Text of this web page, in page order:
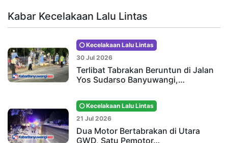
Kabar Kecelakaan Lalu Lintas
Kecelakaan Lalu Lintas
30 Jul 2026
Terlibat Tabrakan Beruntun di Jalan
Yos Sudarso Banyuwangi,…
Kecelakaan Lalu Lintas
21 Jul 2026
Dua Motor Bertabrakan di Utara
GWD, Satu Pemotor…